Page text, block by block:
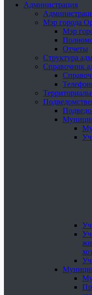
Администрация
Мэр города
Мэр
Отчеты
Структура
Справочник